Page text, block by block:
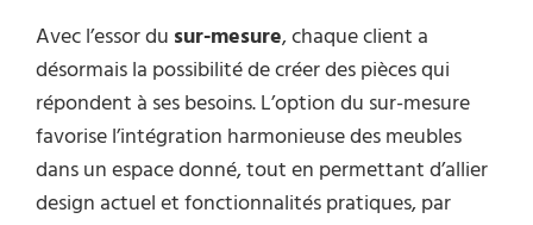
Avec l’essor du sur-mesure, chaque client a
désormais la possibilité de créer des pièces qui
répondent à ses besoins. L’option du sur-mesure
favorise l’intégration harmonieuse des meubles
dans un espace donné, tout en permettant d’allier
design actuel et fonctionnalités pratiques, par